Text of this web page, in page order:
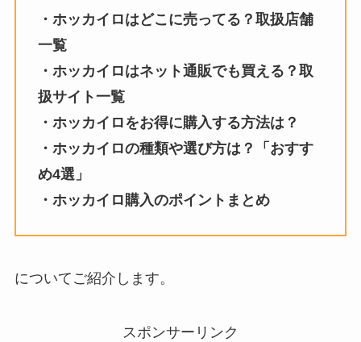
・ホッカイロはどこに売ってる？取扱店舗
一覧
・ ホッカイロはネット通販でも買える？取
扱サイト一覧
・ ホッカイロ をお得に購入する方法は？
・ ホッカイロの種類や選び方は？「おすす
め4選」
・ ホッカイロ購入のポイントまとめ
についてご紹介します。
スポンサーリンク